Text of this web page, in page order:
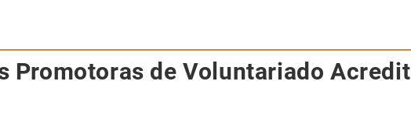
Promotoras de Voluntariado